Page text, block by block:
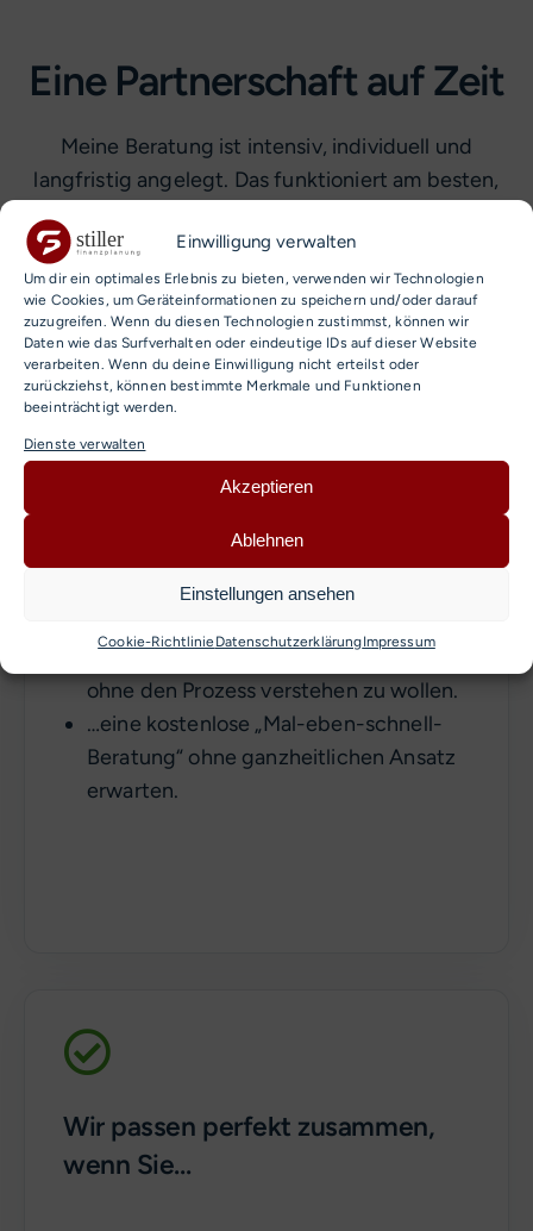
Einwilligung verwalten
Um dir ein optimales Erlebnis zu bieten, verwenden wir Technologien
wie Cookies, um Geräteinformationen zu speichern und/oder darauf
zuzugreifen. Wenn du diesen Technologien zustimmst, können wir
Daten wie das Surfverhalten oder eindeutige IDs auf dieser Website
verarbeiten. Wenn du deine Einwilligung nicht erteilst oder
zurückziehst, können bestimmte Merkmale und Funktionen
beeinträchtigt werden.
Dienste verwalten
Akzeptieren
Ablehnen
Einstellungen ansehen
Cookie-RichtlinieDatenschutzerklärungImpressum
Eine Partnerschaft auf Zeit
Meine Beratung ist intensiv, individuell und
langfristig angelegt. Das funktioniert am besten,
wenn die Chemie und die Erwartungshaltung
stimmen.
Wir passen perfekt zusammen,
wenn Sie…
Ich bin nicht der richtige Partner
…das „schnelle Geld“ oder kurzfristige
…Verantwortung blind abgeben wollen,
ohne den Prozess verstehen zu wollen.
…eine kostenlose „Mal-eben-schnell-
Beratung“ ohne ganzheitlichen Ansatz
erwarten.